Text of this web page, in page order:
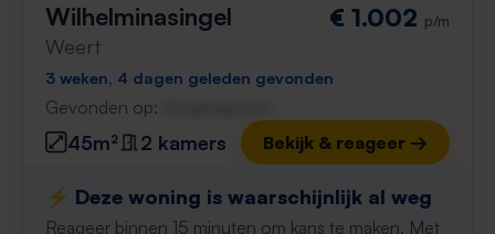
Wilhelminasingel
Weert
€ 1.002 p/m
3 weken, 4 dagen geleden gevonden
Gevonden op:
45m² 2 kamers Bekijk & reageer →
⚡️ Deze woning is waarschijnlijk al weg
Reageer binnen 15 minuten om kans te maken. Met